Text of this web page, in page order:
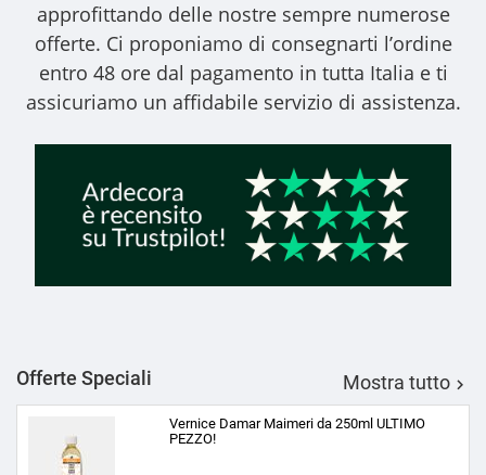
approfittando delle nostre sempre numerose
offerte. Ci proponiamo di consegnarti l’ordine
entro 48 ore dal pagamento in tutta Italia e ti
assicuriamo un affidabile servizio di assistenza.
Offerte Speciali Mostra tutto 
Vernice Damar Maimeri da 250ml ULTIMO
PEZZO!